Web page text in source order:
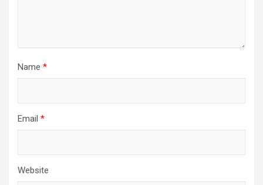
Name *
Email *
Website